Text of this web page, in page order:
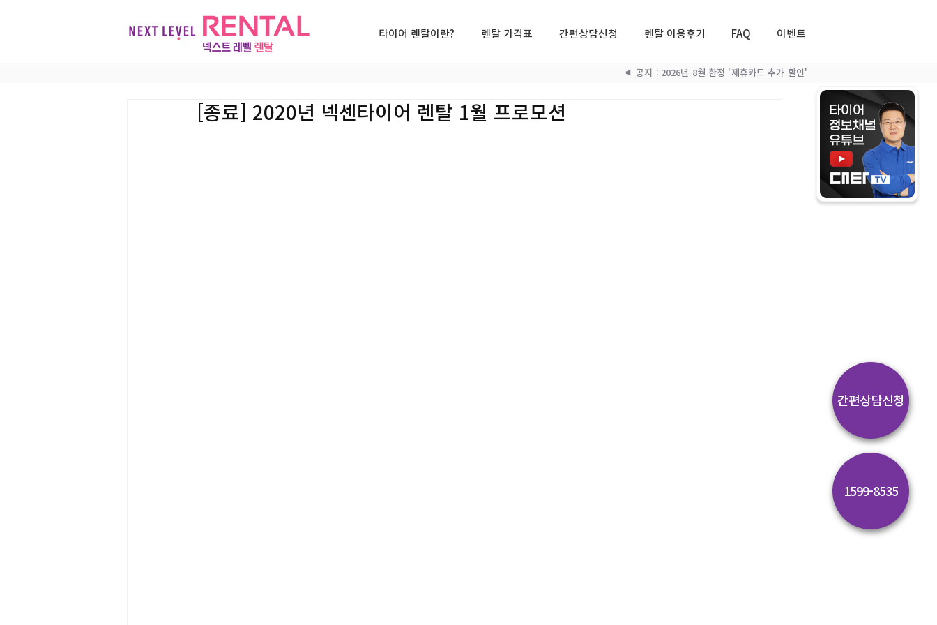
타이어 렌탈이란? 렌탈 가격표 간편상담신청 렌탈 이용후기 FAQ 이벤트
🔈 공지 : 2026년 8월 한정 '제휴카드 추가 할인'
간편상담신청
1599-8535
[종료] 2020년 넥센타이어 렌탈 1월 프로모션